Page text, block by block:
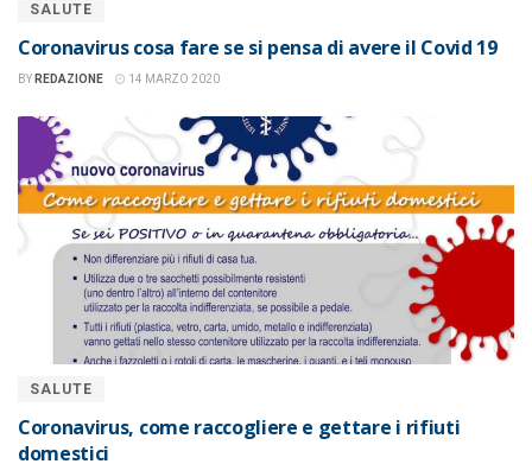
SALUTE
Coronavirus cosa fare se si pensa di avere il Covid 19
BY REDAZIONE 14 MARZO 2020
SALUTE
Coronavirus, come raccogliere e gettare i rifiuti
domestici